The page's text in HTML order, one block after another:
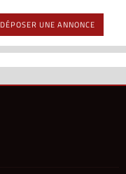
DÉPOSER UNE ANNONCE